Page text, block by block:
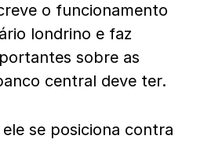
o funcionamento
londrino e faz
sobre as
central deve ter.
se posiciona contra